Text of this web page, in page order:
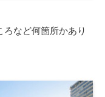
など何箇所かあり